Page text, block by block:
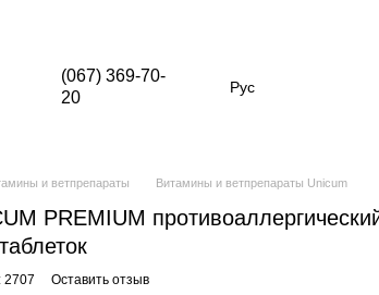
(067) 369-70-
20
Рус
и ветпрепараты Витамины и ветпрепараты Unicum
PREMIUM
2707 Оставить отзыв